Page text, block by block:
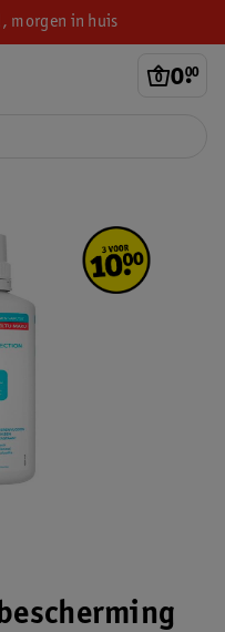
morgen in huis
0.
00